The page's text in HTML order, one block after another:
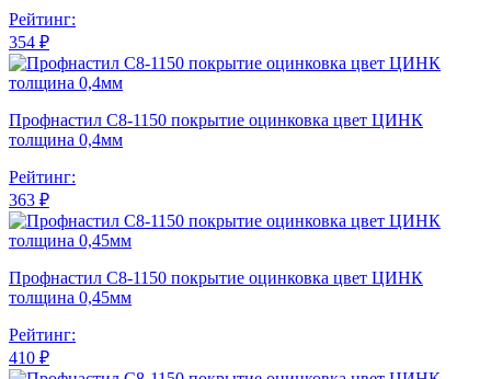
Рейтинг:
354 ₽
Профнастил С8-1150 покрытие оцинковка цвет ЦИНК
толщина 0,4мм
Рейтинг:
363 ₽
Профнастил С8-1150 покрытие оцинковка цвет ЦИНК
толщина 0,45мм
Рейтинг:
410 ₽